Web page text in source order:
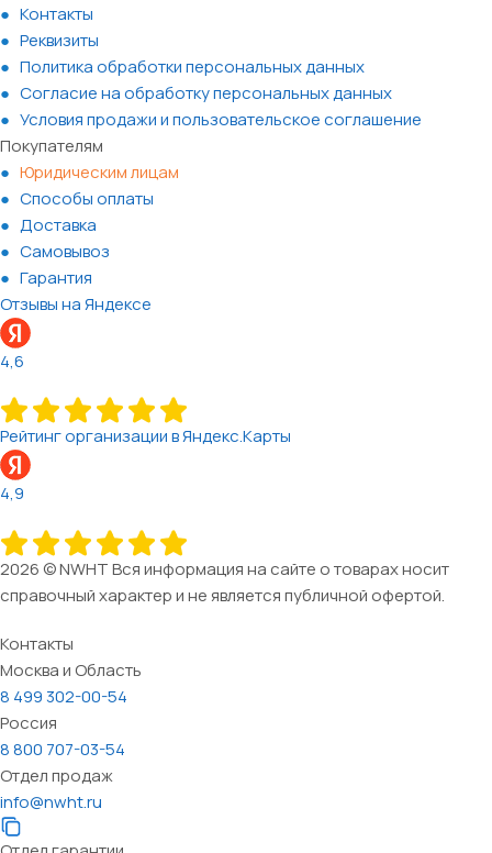
Контакты
Реквизиты
Политика обработки персональных данных
Согласие на обработку персональных данных
Условия продажи и пользовательское соглашение
Покупателям
Юридическим лицам
Способы оплаты
Доставка
Самовывоз
Гарантия
Отзывы на Яндексе
4,6
Рейтинг организации в Яндекс.Карты
4,9
2026 © NWHT Вся информация на сайте о товарах носит
справочный характер и не является публичной офертой.
Контакты
Москва и Область
8 499 302-00-54
Россия
8 800 707-03-54
Отдел продаж
info@nwht.ru